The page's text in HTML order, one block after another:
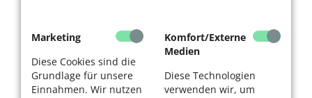
Marketing
Diese Cookies sind die
Grundlage für unsere
Einnahmen. Wir nutzen
Komfort/Externe
Medien
Diese Technologien
verwenden wir, um